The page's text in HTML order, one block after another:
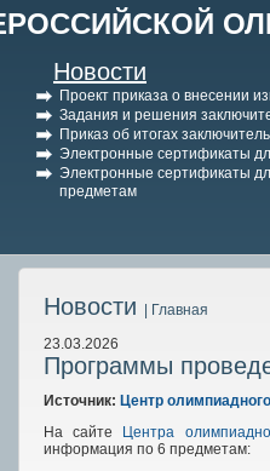
Новости
Проект приказа о внесении
Задания и решения
Приказ об итогах
Электронные сертификаты
Электронные сертификаты
предметам
Новости
| Главная
23.03.2026
Программы
Источник: Центр
На сайте
Центра
информация по 6 предметам: